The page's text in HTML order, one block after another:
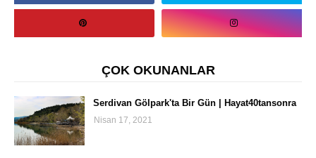
ÇOK OKUNANLAR
Serdivan Gölpark'ta Bir Gün | Hayat40tansonra
Nisan 17, 2021